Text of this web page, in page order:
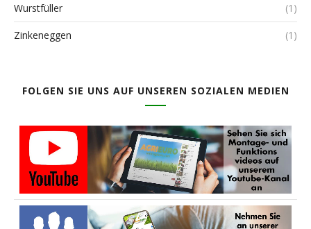
Wurstfüller (1)
Zinkeneggen (1)
FOLGEN SIE UNS AUF UNSEREN SOZIALEN MEDIEN